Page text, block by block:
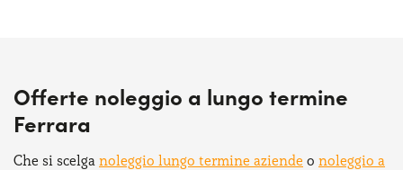
Offerte noleggio a lungo termine
Ferrara
Che si scelga noleggio lungo termine aziende o noleggio a